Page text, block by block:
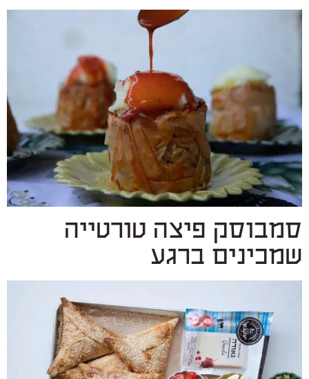
סמבוסק פיצה טורטייה
שמכינים ברגע